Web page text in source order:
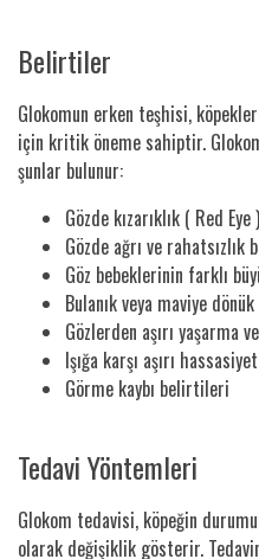
Belirtiler
Glokomun erken teşhisi,
için kritik öneme sahiptir.
şunlar bulunur:
Gözde kızarıklık ( Red Eye )
Gözde ağrı ve
Göz bebeklerinin farklı
Bulanık veya maviye
Gözlerden aşırı yaşarma
Işığa karşı aşırı hassasiyet
Görme kaybı belirtileri
Tedavi Yöntemleri
Glokom tedavisi, köpeğin
olarak değişiklik gösterir.